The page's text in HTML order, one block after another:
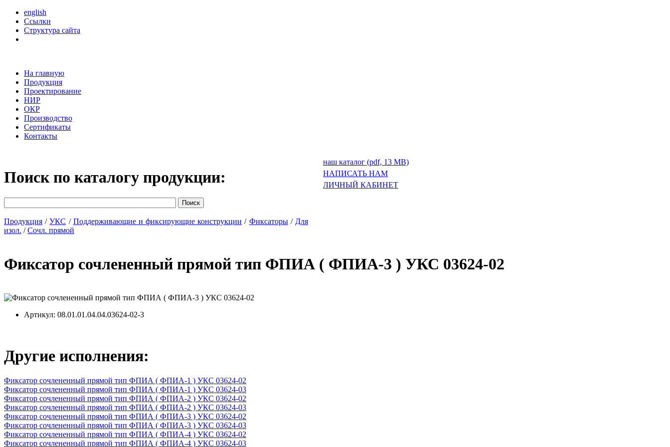
english
Ссылки
Структура сайта
На главную
Продукция
Проектирование
НИР
ОКР
Производство
Сертификаты
Контакты
Поиск по каталогу продукции:
Продукция /УКС / Поддерживающие и фиксирующие конструкции / Фиксаторы/ Для
изол. /Сочл. прямой
наш каталог (pdf, 13 MB)
НАПИСАТЬ НАМ
ЛИЧНЫЙ КАБИНЕТ
Фиксатор сочлененный прямой тип ФПИА ( ФПИА-3 ) УКС 03624-02
Артикул: 08.01.01.04.04.03624-02-3
Другие исполнения:
Фиксатор сочлененный прямой тип ФПИА ( ФПИА-1 ) УКС 03624-02
Фиксатор сочлененный прямой тип ФПИА ( ФПИА-1 ) УКС 03624-03
Фиксатор сочлененный прямой тип ФПИА ( ФПИА-2 ) УКС 03624-02
Фиксатор сочлененный прямой тип ФПИА ( ФПИА-2 ) УКС 03624-03
Фиксатор сочлененный прямой тип ФПИА ( ФПИА-3 ) УКС 03624-02
Фиксатор сочлененный прямой тип ФПИА ( ФПИА-3 ) УКС 03624-03
Фиксатор сочлененный прямой тип ФПИА ( ФПИА-4 ) УКС 03624-02
Фиксатор сочлененный прямой тип ФПИА ( ФПИА-4 ) УКС 03624-03